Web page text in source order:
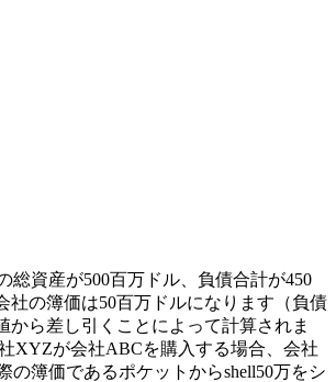
総資産が500百万ドル、負債合計が450
社の簿価は50百万ドルになります（負債
から差し引くことによって計算されま
XYZが会社ABCを購入する場合、会社
の簿価であるポケットからshell50万をシ